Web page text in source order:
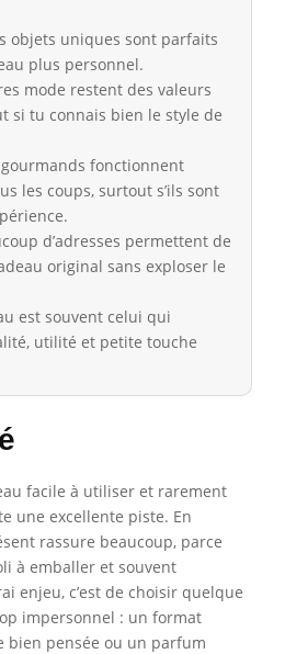
objets uniques sont parfaits
plus personnel.
mode restent des valeurs
si tu connais bien le style de
gourmands fonctionnent
les coups, surtout s’ils sont
d’adresses permettent de
original sans exploser le
est souvent celui qui
utilité et petite touche
facile à utiliser et rarement
une excellente piste. En
rassure beaucoup, parce
à emballer et souvent
enjeu, c’est de choisir quelque
impersonnel : un format
bien pensée ou un parfum